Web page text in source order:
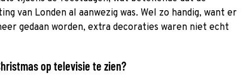
van Londen al aanwezig was. Wel zo handig, want er
gedaan worden, extra decoraties waren niet echt
op televisie te zien?